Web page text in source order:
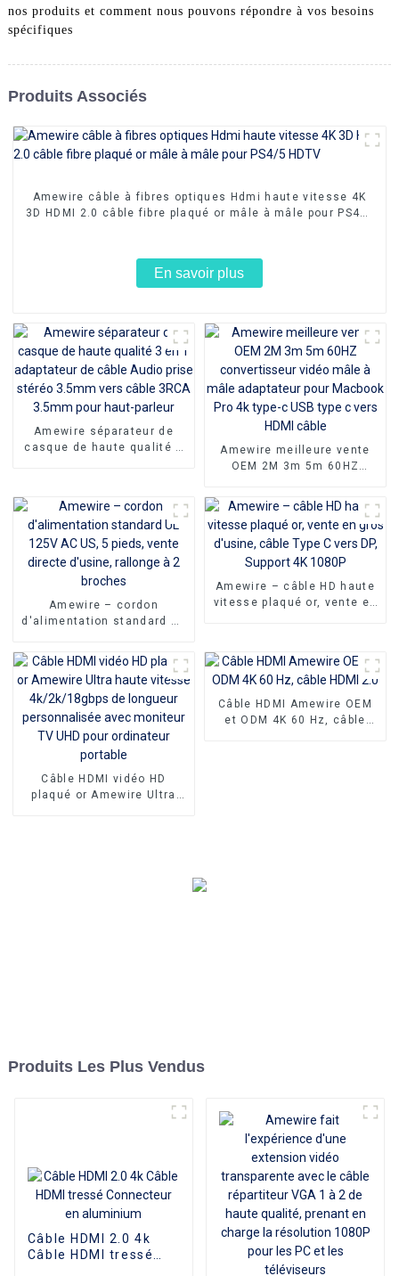
nos produits et comment nous pouvons répondre à vos besoins
spécifiques
Produits Associés
Amewire câble à fibres optiques Hdmi haute vitesse 4K
3D HDMI 2.0 câble fibre plaqué or mâle à mâle pour PS4/5
En savoir plus
Amewire séparateur de
casque de haute qualité 3
pour haut-parleur
Amewire meilleure vente
OEM 2M 3m 5m 60HZ
mâle adaptateur pour
Macbook Pro 4k type-c USB
type c vers HDMI câble
Amewire – cordon
d'alimentation standard UL
directe d'usine, rallonge à
2 broches
Amewire – câble HD haute
vitesse plaqué or, vente en
Câble HDMI vidéo HD
plaqué or Amewire Ultra
Câble HDMI Amewire OEM
et ODM 4K 60 Hz, câble
Produits Les Plus Vendus
Câble HDMI 2.0 4k
Câble HDMI tressé